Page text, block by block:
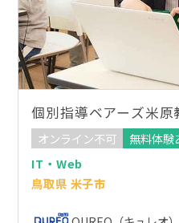
個別指導ベアーズ米原
オンライン不可
無料体験
IT・Web
鳥取県 米子市